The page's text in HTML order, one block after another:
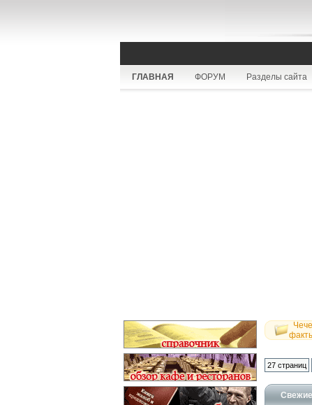
ГЛАВНАЯ ФОРУМ Разделы сайта
27 страниц